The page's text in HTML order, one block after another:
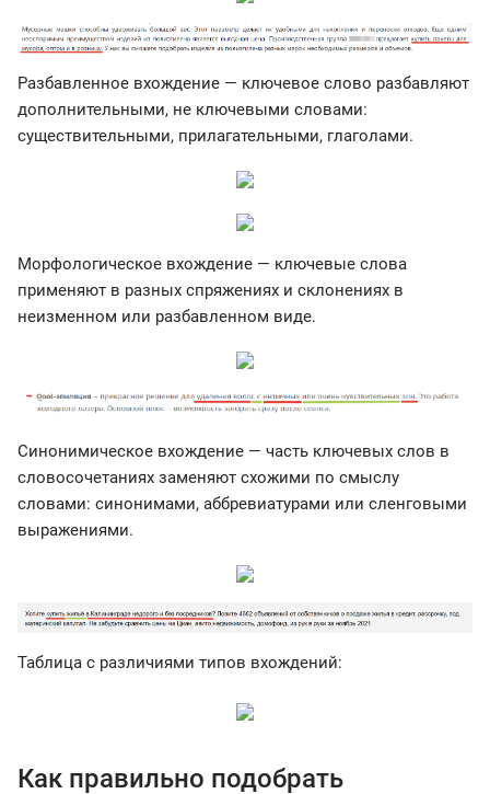
Разбавленное вхождение — ключевое слово разбавляют
дополнительными, не ключевыми словами:
существительными, прилагательными, глаголами.
Морфологическое вхождение — ключевые слова
применяют в разных спряжениях и склонениях в
неизменном или разбавленном виде.
Синонимическое вхождение — часть ключевых слов в
словосочетаниях заменяют схожими по смыслу
словами: синонимами, аббревиатурами или сленговыми
выражениями.
Таблица с различиями типов вхождений:
Как правильно подобрать